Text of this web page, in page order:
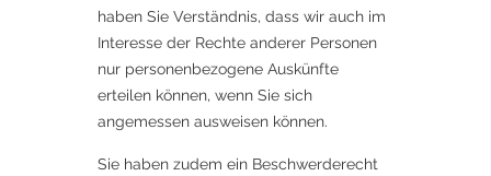
haben Sie Verständnis, dass wir auch im
Interesse der Rechte anderer Personen
nur personenbezogene Auskünfte
erteilen können, wenn Sie sich
angemessen ausweisen können.
Sie haben zudem ein Beschwerderecht